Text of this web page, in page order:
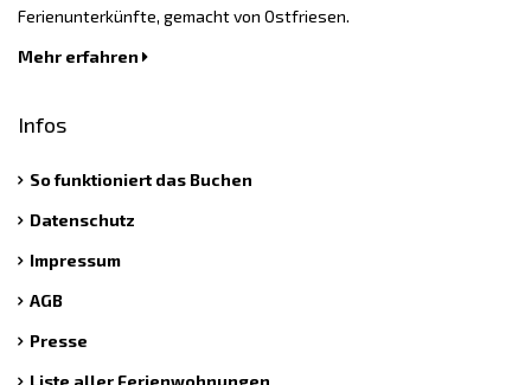
Ferienunterkünfte, gemacht von Ostfriesen.
Mehr erfahren
Infos
So funktioniert das Buchen
Datenschutz
Impressum
AGB
Presse
Liste aller Ferienwohnungen